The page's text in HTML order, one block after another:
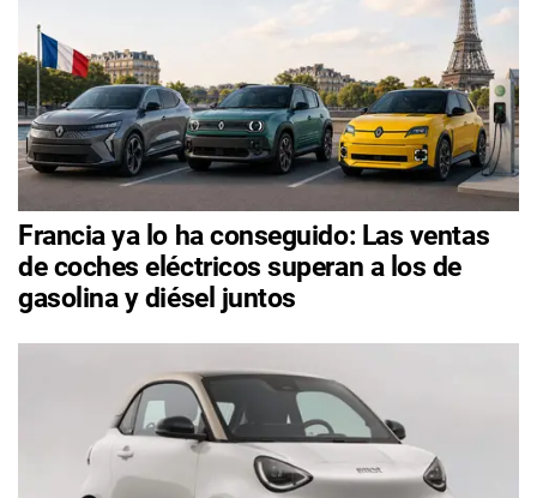
Francia ya lo ha conseguido: Las ventas
de coches eléctricos superan a los de
gasolina y diésel juntos